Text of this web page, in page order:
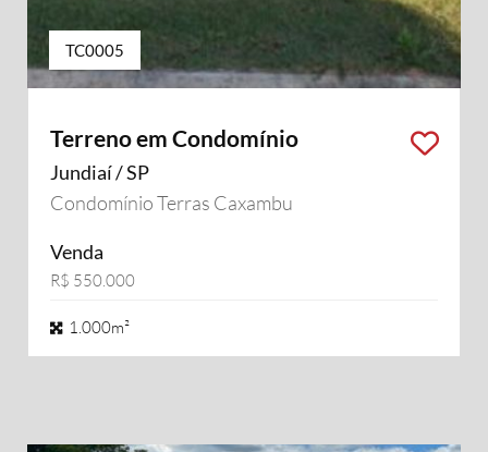
TC0005
Terreno em Condomínio
Jundiaí / SP
Condomínio Terras Caxambu
Venda
R$ 550.000
1.000m²